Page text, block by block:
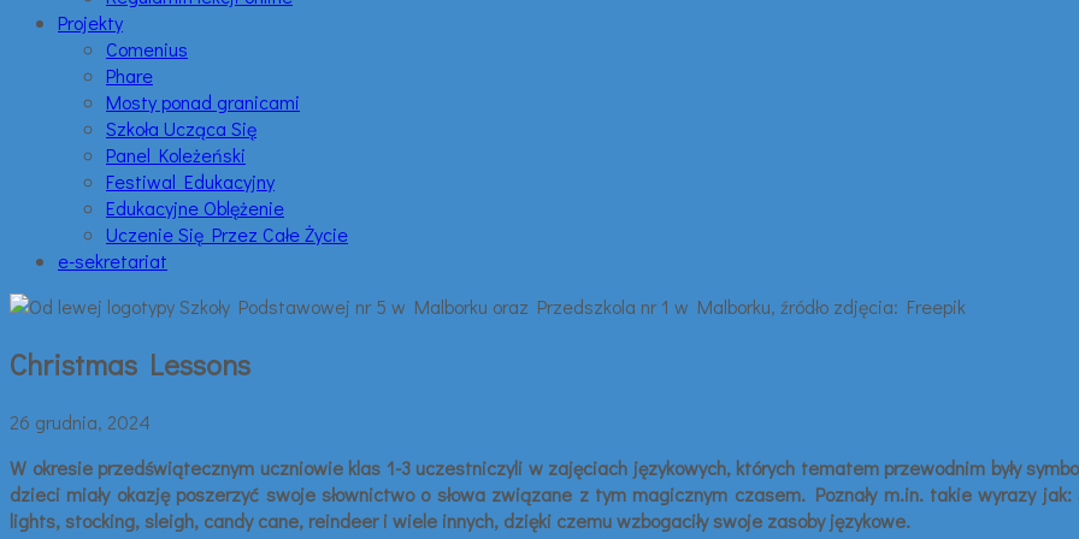
Projekty
Comenius
Phare
Mosty ponad granicami
Szkoła Ucząca Się
Panel Koleżeński
Festiwal Edukacyjny
Edukacyjne Oblężenie
Uczenie Się Przez Całe Życie
e-sekretariat
Christmas Lessons
26 grudnia, 2024
W okresie przedświątecznym uczniowie klas 1-3 uczestniczyli w zajęciach językowych, których tematem przewodnim były
dzieci miały okazję poszerzyć swoje słownictwo o słowa związane z tym magicznym czasem. Poznały m.in. takie wyrazy
lights, stocking, sleigh, candy cane, reindeer i wiele innych, dzięki czemu wzbogaciły swoje zasoby językowe.